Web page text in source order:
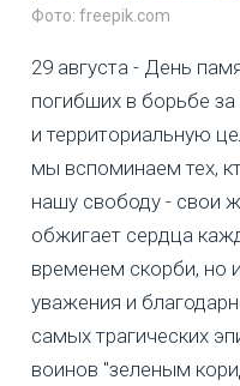
Фото: freepik.com
29 августа - День
погибших в борьбе за
и территориальную
мы вспоминаем тех,
нашу свободу - свои
обжигает сердца
временем скорби, но
уважения и
самых трагических
воинов "зеленым